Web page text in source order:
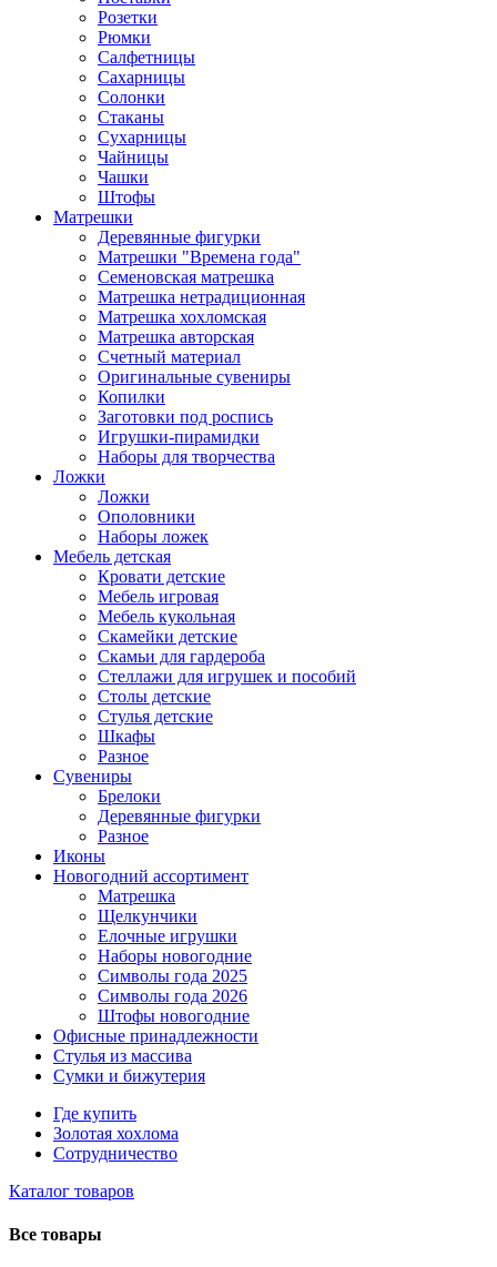
Розетки
Рюмки
Салфетницы
Сахарницы
Солонки
Стаканы
Сухарницы
Чайницы
Чашки
Штофы
Матрешки
Деревянные фигурки
Матрешки "Времена года"
Семеновская матрешка
Матрешка нетрадиционная
Матрешка хохломская
Матрешка авторская
Счетный материал
Оригинальные сувениры
Копилки
Заготовки под роспись
Игрушки-пирамидки
Наборы для творчества
Ложки
Ложки
Ополовники
Наборы ложек
Мебель детская
Кровати детские
Мебель игровая
Мебель кукольная
Скамейки детские
Скамьи для гардероба
Стеллажи для игрушек и пособий
Столы детские
Стулья детские
Шкафы
Разное
Сувениры
Брелоки
Деревянные фигурки
Разное
Иконы
Новогодний ассортимент
Матрешка
Щелкунчики
Елочные игрушки
Наборы новогодние
Символы года 2025
Символы года 2026
Штофы новогодние
Офисные принадлежности
Стулья из массива
Сумки и бижутерия
Где купить
Золотая хохлома
Сотрудничество
Каталог товаров
Все товары